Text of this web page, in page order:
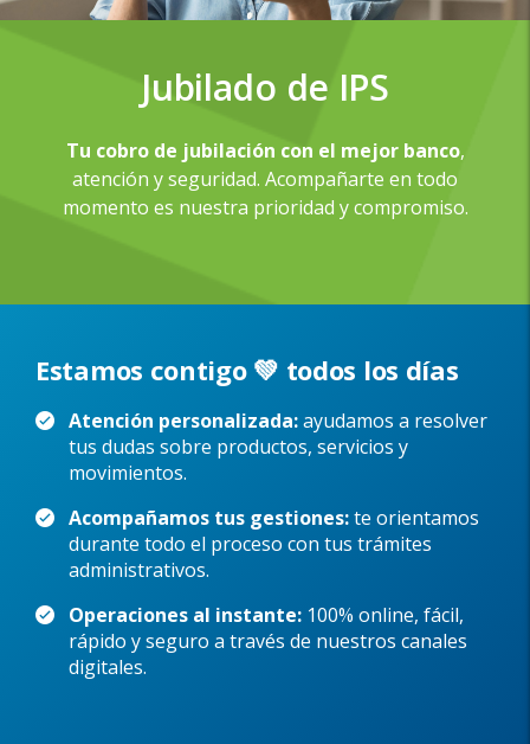
Jubilado de IPS
Tu cobro de jubilación con el mejor banco,
atención y seguridad. Acompañarte en todo
momento es nuestra prioridad y compromiso.
Estamos contigo 💚 todos los días
Atención personalizada:ayudamos a resolver
tus dudas sobre productos, servicios y
movimientos.
Acompañamos tus gestiones:te orientamos
durante todo el proceso con tus trámites
administrativos.
Operaciones al instante: 100% online, fácil,
rápido y seguro a través de nuestros canales
digitales.